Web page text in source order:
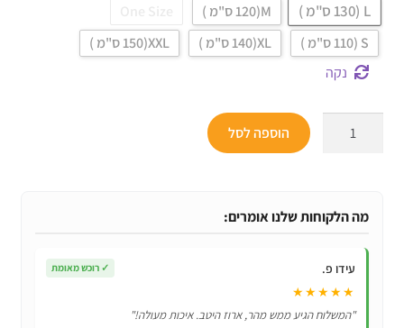
L (130 ס"מ ) M(120 ס"מ )
S (110 ס"מ )
XL(140 ס"מ )
XXL(150 ס"מ )
נקה
לילדים!
הוספה לסל
מה הלקוחות שלנו אומרים:
עידו פ. ✓ רוכש מאומת
★★★★★
"המשלוח הגיע ממש מהר, ארוז היטב. איכות מעולה!"